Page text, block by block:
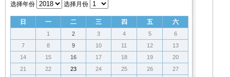
选择年份 选择月份
日 一 二 三 四 五 六
1 2 3 4 5
6
7
8 9 10 11 12
13
14
15 16 17 18 19
20
21
22 23 24 25 26
27